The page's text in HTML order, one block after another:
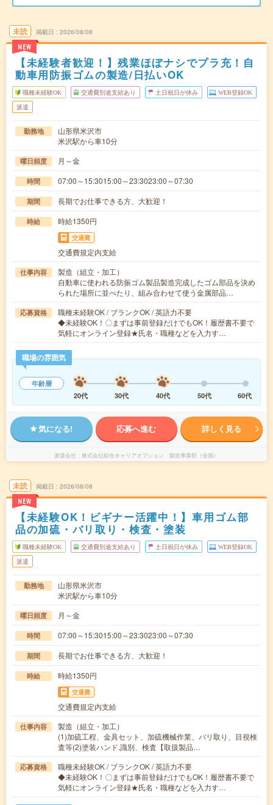
未読
NEW
掲載日 2026/08/08
【未経験者歓迎！】残業ほぼナシでプラ充！自
動車用防振ゴムの製造/日払いOK
職種未経験OK 交通費別途支給あり 土日祝日が休み WEB登録OK
派遣
勤務地
山形県米沢市
米沢駅から車10分
曜日頻度 月～金
時間 07:00～15:3015:00～23:3023:00～07:30
期間 長期でお仕事できる方、大歓迎！
時給 時給1350円
交通費
交通費規定内支給
仕事内容
製造（組立・加工）
自動車に使われる防振ゴム製品製造完成したゴム部品を決め
られた場所に並べたり、組み合わせて使う金属部品…
応募資格
職種未経験OK / ブランクOK / 英語力不要
◆未経験OK！〇まずは事前登録だけでもOK！履歴書不要で
気軽にオンライン登録★氏名・職種などを入力す…
職場の雰囲気
年齢層
20代
30代 40代 50代 60代
気になる! 応募へ進む 詳しく見る
派遣会社 株式会社綜合キャリアオプション 製造事業部（全国）
未読
NEW
掲載日 2026/08/08
【未経験OK！ビギナー活躍中！】車用ゴム部
品の加硫・バリ取り・検査・塗装
職種未経験OK 交通費別途支給あり 土日祝日が休み WEB登録OK
派遣
勤務地
山形県米沢市
米沢駅から車10分
曜日頻度 月～金
時間 07:00～15:3015:00～23:3023:00～07:30
期間 長期でお仕事できる方、大歓迎！
時給 時給1350円
交通費
交通費規定内支給
仕事内容
製造（組立・加工）
(1)加硫工程、金具セット、加硫機械作業、バリ取り、目視検
査等(2)塗装ハンド.識別、検査【取扱製品…
応募資格
職種未経験OK / ブランクOK / 英語力不要
◆未経験OK！〇まずは事前登録だけでもOK！履歴書不要で
気軽にオンライン登録★氏名・職種などを入力す…